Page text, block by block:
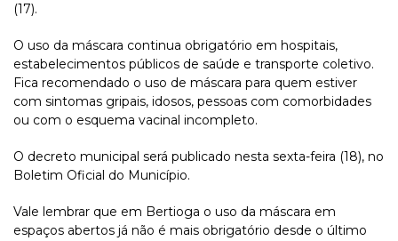
(17).
O uso da máscara continua obrigatório em hospitais,
estabelecimentos públicos de saúde e transporte coletivo.
Fica recomendado o uso de máscara para quem estiver
com sintomas gripais, idosos, pessoas com comorbidades
ou com o esquema vacinal incompleto.
O decreto municipal será publicado nesta sexta-feira (18), no
Boletim Oficial do Município.
Vale lembrar que em Bertioga o uso da máscara em
espaços abertos já não é mais obrigatório desde o último